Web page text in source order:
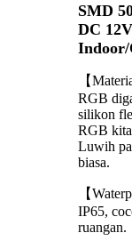
SMD
DC
【
RGB
silikon
RGB kita
Luwih
biasa.
【
IP65,
ruangan.